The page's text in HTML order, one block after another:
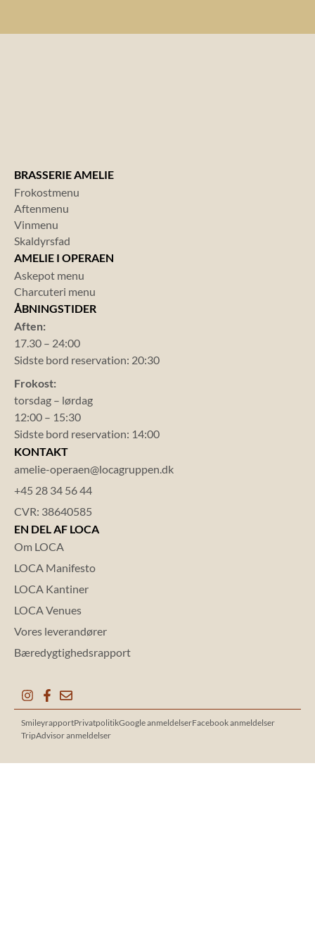
BRASSERIE AMELIE
Frokostmenu
Aftenmenu
Vinmenu
Skaldyrsfad
AMELIE I OPERAEN
Askepot menu
Charcuteri menu
ÅBNINGSTIDER
Aften:
17.30 – 24:00
Sidste bord reservation: 20:30
Frokost:
torsdag – lørdag
12:00 – 15:30
Sidste bord reservation: 14:00
KONTAKT
amelie-operaen@locagruppen.dk
+45 28 34 56 44
CVR: 38640585
EN DEL AF LOCA
Om LOCA
LOCA Manifesto
LOCA Kantiner
LOCA Venues
Vores leverandører
Bæredygtighedsrapport
SmileyrapportPrivatpolitikGoogle anmeldelserFacebook anmeldelser
TripAdvisor anmeldelser